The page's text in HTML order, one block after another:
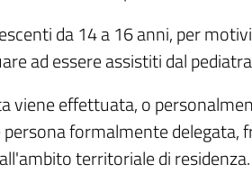
da 14 a 16 anni, per
ad essere assistiti dal
viene effettuata, o
formalmente delegata,
territoriale di residenza.